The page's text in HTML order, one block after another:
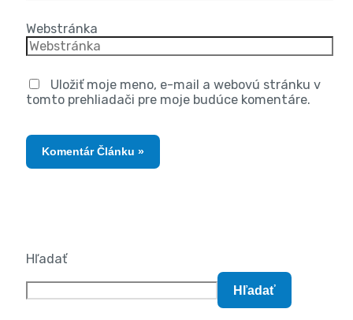
Webstránka
Uložiť moje meno, e-mail a webovú stránku v
tomto prehliadači pre moje budúce komentáre.
Hľadať
Hľadať